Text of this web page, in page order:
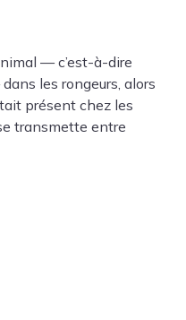
— c’est-à-dire
les rongeurs, alors
présent chez les
transmette entre